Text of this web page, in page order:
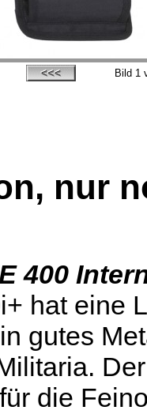
Bild 1
nur
400
hat eine
gutes
die